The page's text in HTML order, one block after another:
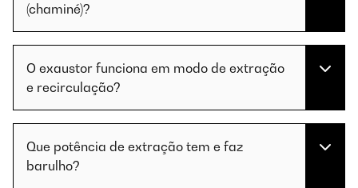
(chaminé)?
O exaustor funciona em modo de extração
e recirculação?
Que potência de extração tem e faz
barulho?